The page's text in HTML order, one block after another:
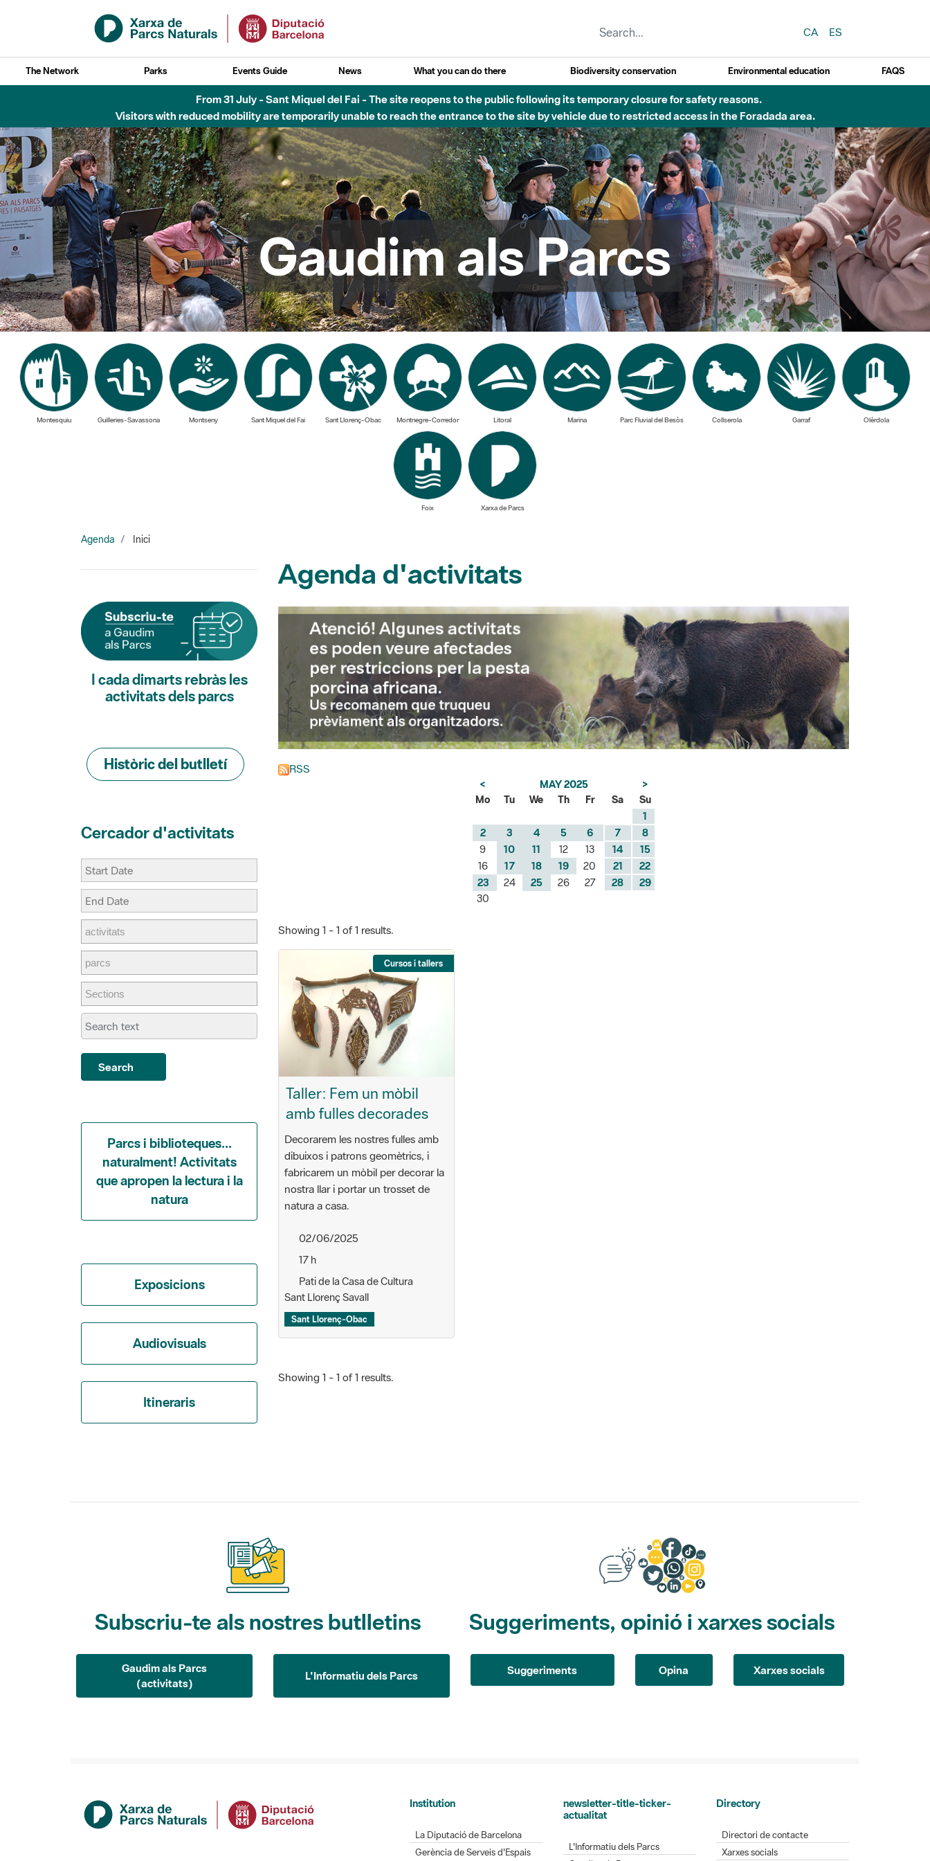
Skip to Main Content
CA
ES
The Network Parks Events Guide News What you can do there Biodiversity conservation Environmental education FAQS
Fins al desembre de 2026 - Parc Fluvial Besòs - Afectacions a la llera del Parc Fluvial del Besòs degut a obres de construcció d'una passera sobre el riu
Gaudim als Parcs
Montesquiu Guilleries-Savassona Sant Miquel del Fai Sant Llorenç-Obac Montnegre-Corredor Parc Fluvial del Besòs Olèrdola
Foix Xarxa de Parcs
I cada dimarts rebràs les
activitats dels parcs
Històric del butlletí
Search
Parcs i biblioteques...
naturalment! Activitats
que apropen la lectura i la
natura
Exposicions
Audiovisuals
Itineraris
Agenda d'activitats
RSS
Mo
We Th Fr
Su
1
8
9
10 11 12 13 14
15
16
17 18 19 20 21
22
23
24 25 26 27 28
29
30
Cursos i tallers
Taller: Fem un mòbil
amb fulles decorades
Decorarem les nostres fulles amb
dibuixos i patrons geomètrics, i
fabricarem un mòbil per decorar la
nostra llar i portar un trosset de
natura a casa.
17 h
Pati de la Casa de Cultura
Sant Llorenç Savall
Sant Llorenç-Obac
Gaudim als Parcs
(activitats)
Suggeriments Opina Xarxes socials
Gerència de Serveis d'Espais
Naturals
actualitat
Gaudim als Parcs
Xarxes socials
Aplicacions mòbils